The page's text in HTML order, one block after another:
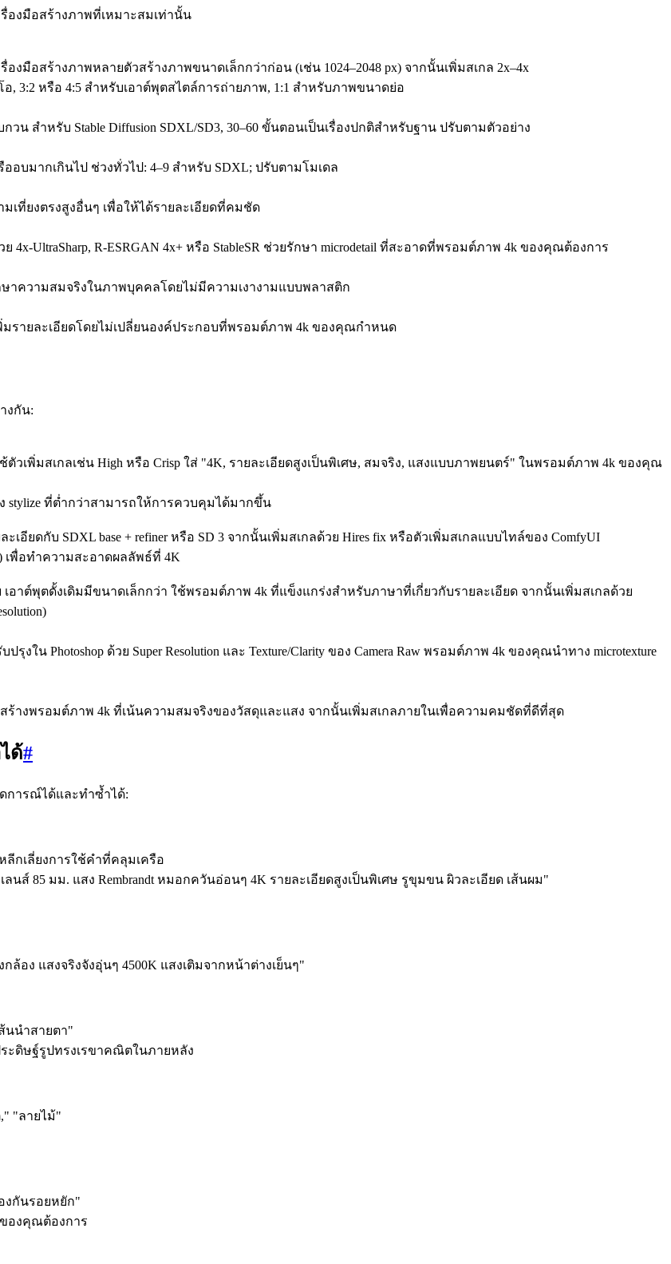
องมือสร้างภาพที่เหมาะสมเท่านั้น
องมือสร้างภาพหลายตัวสร้างภาพขนาดเล็กกว่าก่อน (เช่น 1024–2048 px) จากนั้นเพิ่มสเกล 2x–4x
3:2 หรือ 4:5 สำหรับเอาต์พุตสไตล์การถ่ายภาพ, 1:1 สำหรับภาพขนาดย่อ
ำหรับ Stable Diffusion SDXL/SD3, 30–60 ขั้นตอนเป็นเรื่องปกติสำหรับฐาน ปรับตามตัวอย่าง
มากเกินไป ช่วงทั่วไป: 4–9 สำหรับ SDXL; ปรับตามโมเดล
เที่ยงตรงสูงอื่นๆ เพื่อให้ได้รายละเอียดที่คมชัด
4x-UltraSharp, R-ESRGAN 4x+ หรือ StableSR ช่วยรักษา microdetail ที่สะอาดที่พรอมต์ภาพ 4k ของคุณต้องการ
กษาความสมจริงในภาพบุคคลโดยไม่มีความเงางามแบบพลาสติก
รายละเอียดโดยไม่เปลี่ยนองค์ประกอบที่พรอมต์ภาพ 4k ของคุณกำหนด
งกัน:
วเพิ่มสเกลเช่น High หรือ Crisp ใส่ "4K, รายละเอียดสูงเป็นพิเศษ, สมจริง, แสงแบบภาพยนตร์" ในพรอมต์ภาพ 4k ของคุณ
stylize ที่ต่ำกว่าสามารถให้การควบคุมได้มากขึ้น
ยดกับ SDXL base + refiner หรือ SD 3 จากนั้นเพิ่มสเกลด้วย Hires fix หรือตัวเพิ่มสเกลแบบไทล์ของ ComfyUI
เพื่อทำความสะอาดผลลัพธ์ที่ 4K
อาต์พุตดั้งเดิมมีขนาดเล็กกว่า ใช้พรอมต์ภาพ 4k ที่แข็งแกร่งสำหรับภาษาที่เกี่ยวกับรายละเอียด จากนั้นเพิ่มสเกลด้วย
น Photoshop ด้วย Super Resolution และ Texture/Clarity ของ Camera Raw พรอมต์ภาพ 4k ของคุณนำทาง microtexture
ร้างพรอมต์ภาพ 4k ที่เน้นความสมจริงของวัสดุและแสง จากนั้นเพิ่มสเกลภายในเพื่อความคมชัดที่ดีที่สุด
ด้#
การณ์ได้และทำซ้ำได้:
กเลี่ยงการใช้คำที่คลุมเครือ
85 มม. แสง Rembrandt หมอกควันอ่อนๆ 4K รายละเอียดสูงเป็นพิเศษ รูขุมขน ผิวละเอียด เส้นผม"
ง แสงจริงจังอุ่นๆ 4500K แสงเติมจากหน้าต่างเย็นๆ"
นนำสายตา"
ะดิษฐ์รูปทรงเรขาคณิตในภายหลัง
"ลายไม้"
งกันรอยหยัก"
องคุณต้องการ